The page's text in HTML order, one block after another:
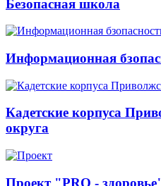
Безопасная школа
Информационная
Кадетские корпуса
округа
Проект "PRO -